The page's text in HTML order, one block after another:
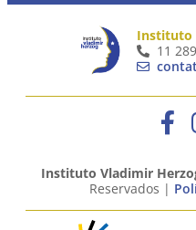
Instituto
11
Instituto Vladimir
Reservados |